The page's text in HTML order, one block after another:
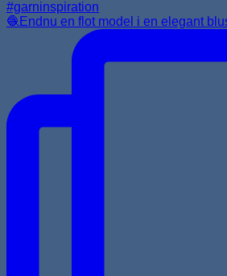
🧶Endnu en flot model i en elegant